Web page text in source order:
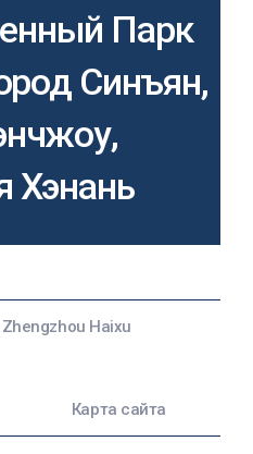
Парк
Синъян,
Хэнань
Haixu
Карта сайта